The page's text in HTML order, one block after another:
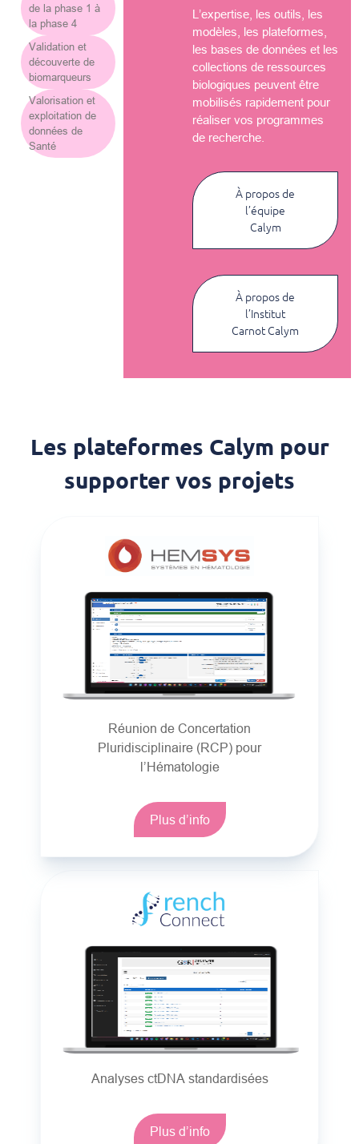
de la phase 1 à
la phase 4
Validation et
découverte de
biomarqueurs
Valorisation et
exploitation de
données de
Santé
L’expertise, les outils, les
modèles, les plateformes,
les bases de données et les
collections de ressources
biologiques peuvent être
mobilisés rapidement pour
réaliser vos programmes
de recherche.
À propos de
l’équipe
Calym
À propos de
l’Institut
Carnot Calym
Les plateformes Calym pour
supporter vos projets
Réunion de Concertation
Pluridisciplinaire (RCP) pour
l’Hématologie
Plus d’info
Analyses ctDNA standardisées
Plus d’info